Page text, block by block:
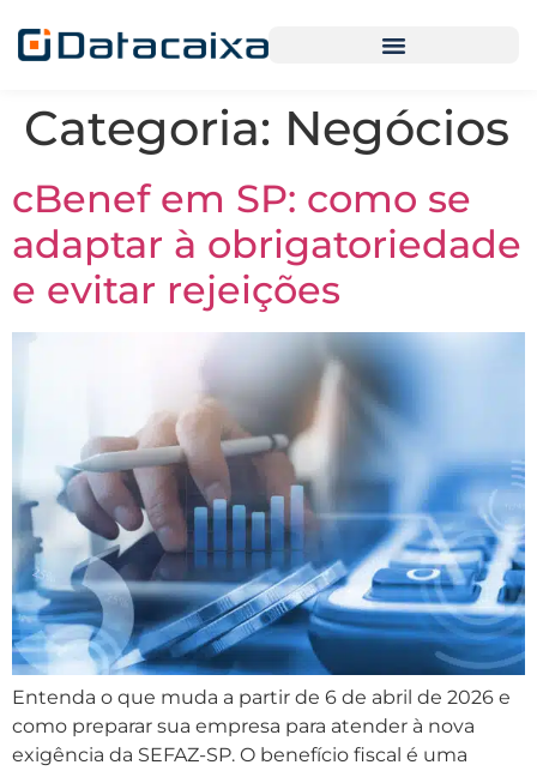
Categoria: Negócios
cBenef em SP: como se
adaptar à obrigatoriedade
e evitar rejeições
Entenda o que muda a partir de 6 de abril de 2026 e
como preparar sua empresa para atender à nova
exigência da SEFAZ-SP. O benefício fiscal é uma